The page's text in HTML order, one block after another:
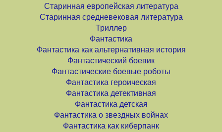
Старинная европейская литература
Старинная средневековая литература
Триллер
Фантастика
Фантастика как альтернативная история
Фантастический боевик
Фантастические боевые роботы
Фантастика героическая
Фантастика детективная
Фантастика детская
Фантастика о звездных войнах
Фантастика как киберпанк